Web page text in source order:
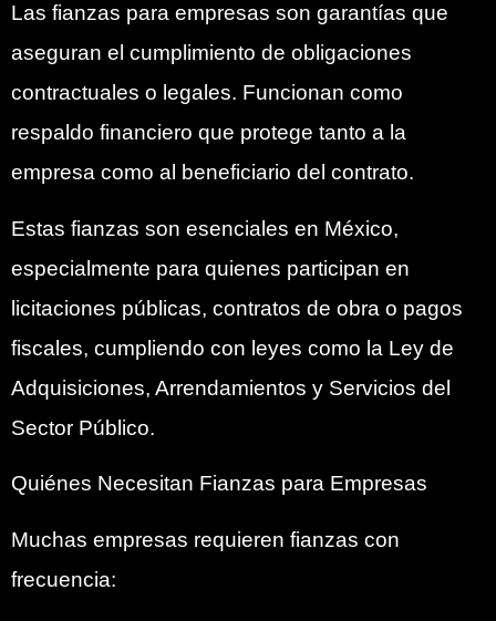
Las fianzas para empresas son garantías que
aseguran el cumplimiento de obligaciones
contractuales o legales. Funcionan como
respaldo financiero que protege tanto a la
empresa como al beneficiario del contrato.
Estas fianzas son esenciales en México,
especialmente para quienes participan en
licitaciones públicas, contratos de obra o pagos
fiscales, cumpliendo con leyes como la Ley de
Adquisiciones, Arrendamientos y Servicios del
Sector Público.
Quiénes Necesitan Fianzas para Empresas
Muchas empresas requieren fianzas con
frecuencia: